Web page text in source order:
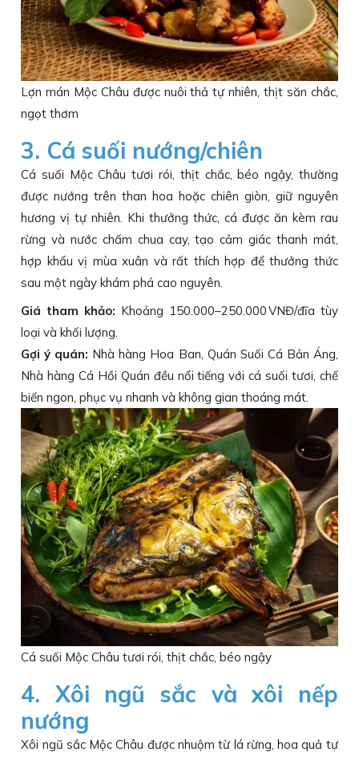
Lợn mán Mộc Châu được nuôi thả tự nhiên, thịt săn chắc,
ngọt thơm
3. Cá suối nướng/chiên
Cá suối Mộc Châu tươi rói, thịt chắc, béo ngậy, thường
được nướng trên than hoa hoặc chiên giòn, giữ nguyên
hương vị tự nhiên. Khi thưởng thức, cá được ăn kèm rau
rừng và nước chấm chua cay, tạo cảm giác thanh mát,
hợp khẩu vị mùa xuân và rất thích hợp để thưởng thức
sau một ngày khám phá cao nguyên.
Giá tham khảo: Khoảng 150.000–250.000 VNĐ/đĩa tùy
loại và khối lượng.
Gợi ý quán: Nhà hàng Hoa Ban, Quán Suối Cá Bản Áng,
Nhà hàng Cá Hồi Quán đều nổi tiếng với cá suối tươi, chế
biến ngon, phục vụ nhanh và không gian thoáng mát.
Cá suối Mộc Châu tươi rói, thịt chắc, béo ngậy
4. Xôi ngũ sắc và xôi nếp
nướng
Xôi ngũ sắc Mộc Châu được nhuộm từ lá rừng, hoa quả tự